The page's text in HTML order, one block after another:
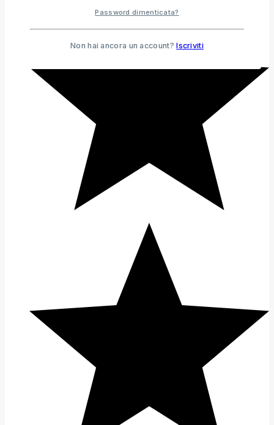
Password dimenticata?
Non hai ancora un account?Iscriviti